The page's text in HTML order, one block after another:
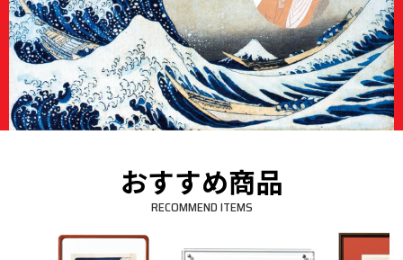
おすすめ商品
RECOMMEND ITEMS